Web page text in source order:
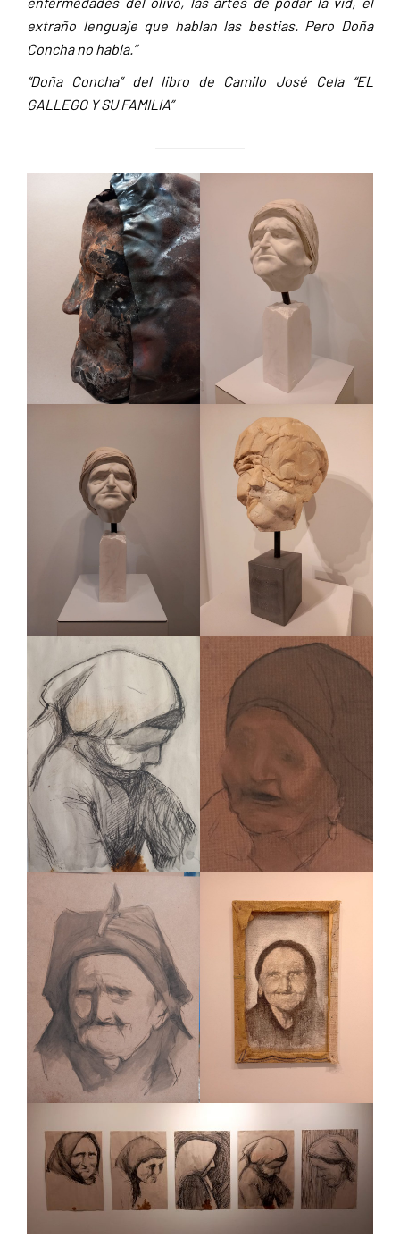
extraño lenguaje que hablan las bestias. Pero Doña
Concha no habla.”
“Doña Concha” del libro de Camilo José Cela “EL
GALLEGO Y SU FAMILIA”